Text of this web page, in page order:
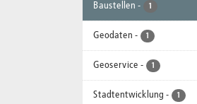
Baustellen - 1
Geodaten - 1
Geoservice - 1
Stadtentwicklung - 1